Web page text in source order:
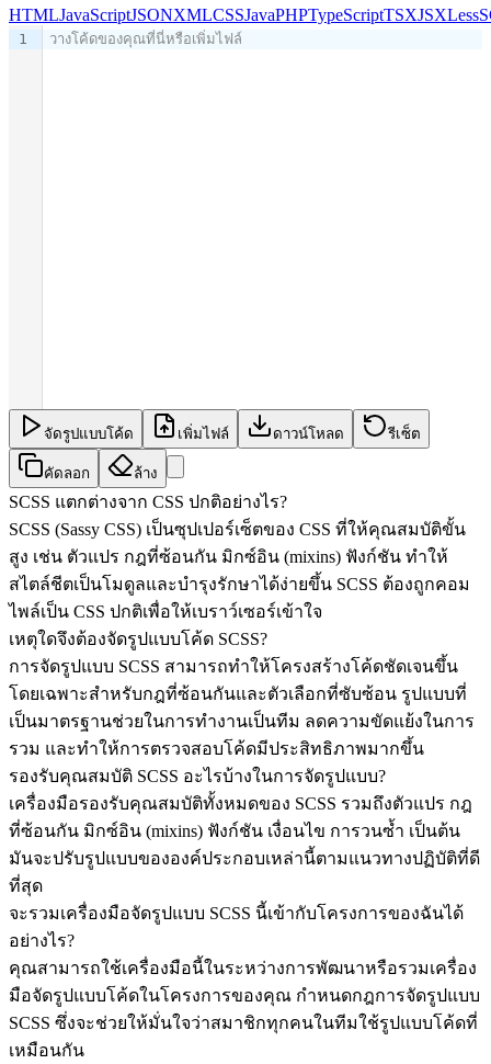
HTMLJavaScriptJSONXMLCSSJavaPHPTypeScriptTSXJSXLess
1 วางโค้ดของคุณที่นี่หรือเพิ่มไฟล์
จัดรูปแบบโค้ด เพิ่มไฟล์ ดาวน์โหลด รีเซ็ต
คัดลอก ล้าง
SCSS แตกต่างจาก CSS ปกติอย่างไร?
SCSS (Sassy CSS) เป็นซุปเปอร์เซ็ตของ CSS ที่ให้คุณสมบัติขั้น
สูง เช่น ตัวแปร กฎที่ซ้อนกัน มิกซ์อิน (mixins) ฟังก์ชัน ทำให้
สไตล์ชีตเป็นโมดูลและบำรุงรักษาได้ง่ายขึ้น SCSS ต้องถูกคอม
ไพล์เป็น CSS ปกติเพื่อให้เบราว์เซอร์เข้าใจ
เหตุใดจึงต้องจัดรูปแบบโค้ด SCSS?
การจัดรูปแบบ SCSS สามารถทำให้โครงสร้างโค้ดชัดเจนขึ้น
โดยเฉพาะสำหรับกฎที่ซ้อนกันและตัวเลือกที่ซับซ้อน รูปแบบที่
เป็นมาตรฐานช่วยในการทำงานเป็นทีม ลดความขัดแย้งในการ
รวม และทำให้การตรวจสอบโค้ดมีประสิทธิภาพมากขึ้น
รองรับคุณสมบัติ SCSS อะไรบ้างในการจัดรูปแบบ?
เครื่องมือรองรับคุณสมบัติทั้งหมดของ SCSS รวมถึงตัวแปร กฎ
ที่ซ้อนกัน มิกซ์อิน (mixins) ฟังก์ชัน เงื่อนไข การวนซ้ำ เป็นต้น
มันจะปรับรูปแบบขององค์ประกอบเหล่านี้ตามแนวทางปฏิบัติที่ดี
ที่สุด
จะรวมเครื่องมือจัดรูปแบบ SCSS นี้เข้ากับโครงการของฉันได้
อย่างไร?
คุณสามารถใช้เครื่องมือนี้ในระหว่างการพัฒนาหรือรวมเครื่อง
มือจัดรูปแบบโค้ดในโครงการของคุณ กำหนดกฎการจัดรูปแบบ
SCSS ซึ่งจะช่วยให้มั่นใจว่าสมาชิกทุกคนในทีมใช้รูปแบบโค้ดที่
เหมือนกัน